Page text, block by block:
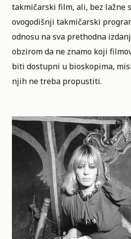
takmičarski film, ali, bez lažne
ovogodišnji takmičarski
odnosu na sva prethodna
obzirom da ne znamo koji
biti dostupni u bioskopima,
njih ne treba propustiti.